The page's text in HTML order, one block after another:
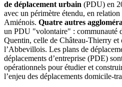
de déplacement urbain (PDU) en
avec un périmètre étendu, en
Amiénois. Quatre autres
un PDU "volontaire" : communauté
Quentin, celle de Château-Thierry et
l’Abbevillois. Les plans de
déplacements d’entreprise (PDE)
opérationnels pour étudier et
l’enjeu des déplacements domicile-